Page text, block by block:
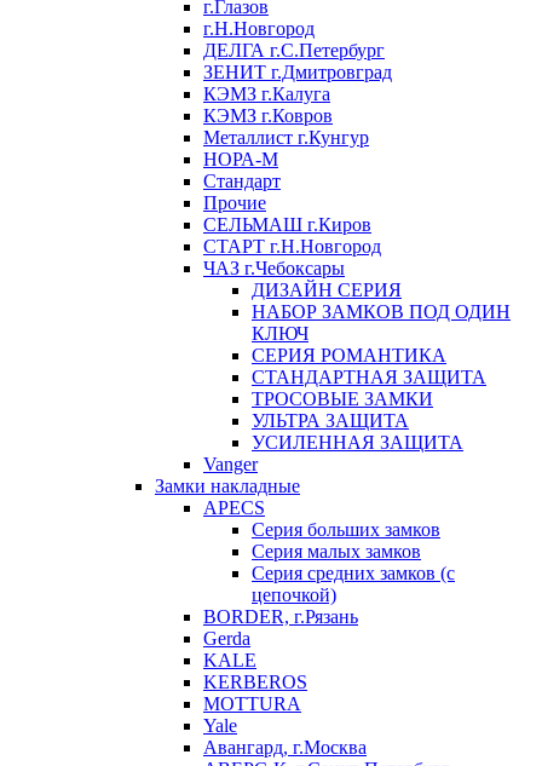
г.Глазов
г.Н.Новгород
ДЕЛГА г.С.Петербург
ЗЕНИТ г.Дмитровград
КЭМЗ г.Калуга
КЭМЗ г.Ковров
Металлист г.Кунгур
НОРА-М
Стандарт
Прочие
СЕЛЬМАШ г.Киров
СТАРТ г.Н.Новгород
ЧАЗ г.Чебоксары
ДИЗАЙН СЕРИЯ
НАБОР ЗАМКОВ ПОД ОДИН
КЛЮЧ
СЕРИЯ РОМАНТИКА
СТАНДАРТНАЯ ЗАЩИТА
ТРОСОВЫЕ ЗАМКИ
УЛЬТРА ЗАЩИТА
УСИЛЕННАЯ ЗАЩИТА
Vanger
Замки накладные
APECS
Серия больших замков
Серия малых замков
Серия средних замков (с
цепочкой)
BORDER, г.Рязань
Gerda
KALE
KERBEROS
MOTTURA
Yale
Авангард, г.Москва